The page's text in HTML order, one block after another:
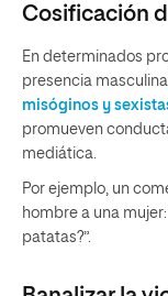
Cosificación
En determinados
presencia
misóginos y
promueven
mediática.
Por ejemplo, un
hombre a una
patatas?”.